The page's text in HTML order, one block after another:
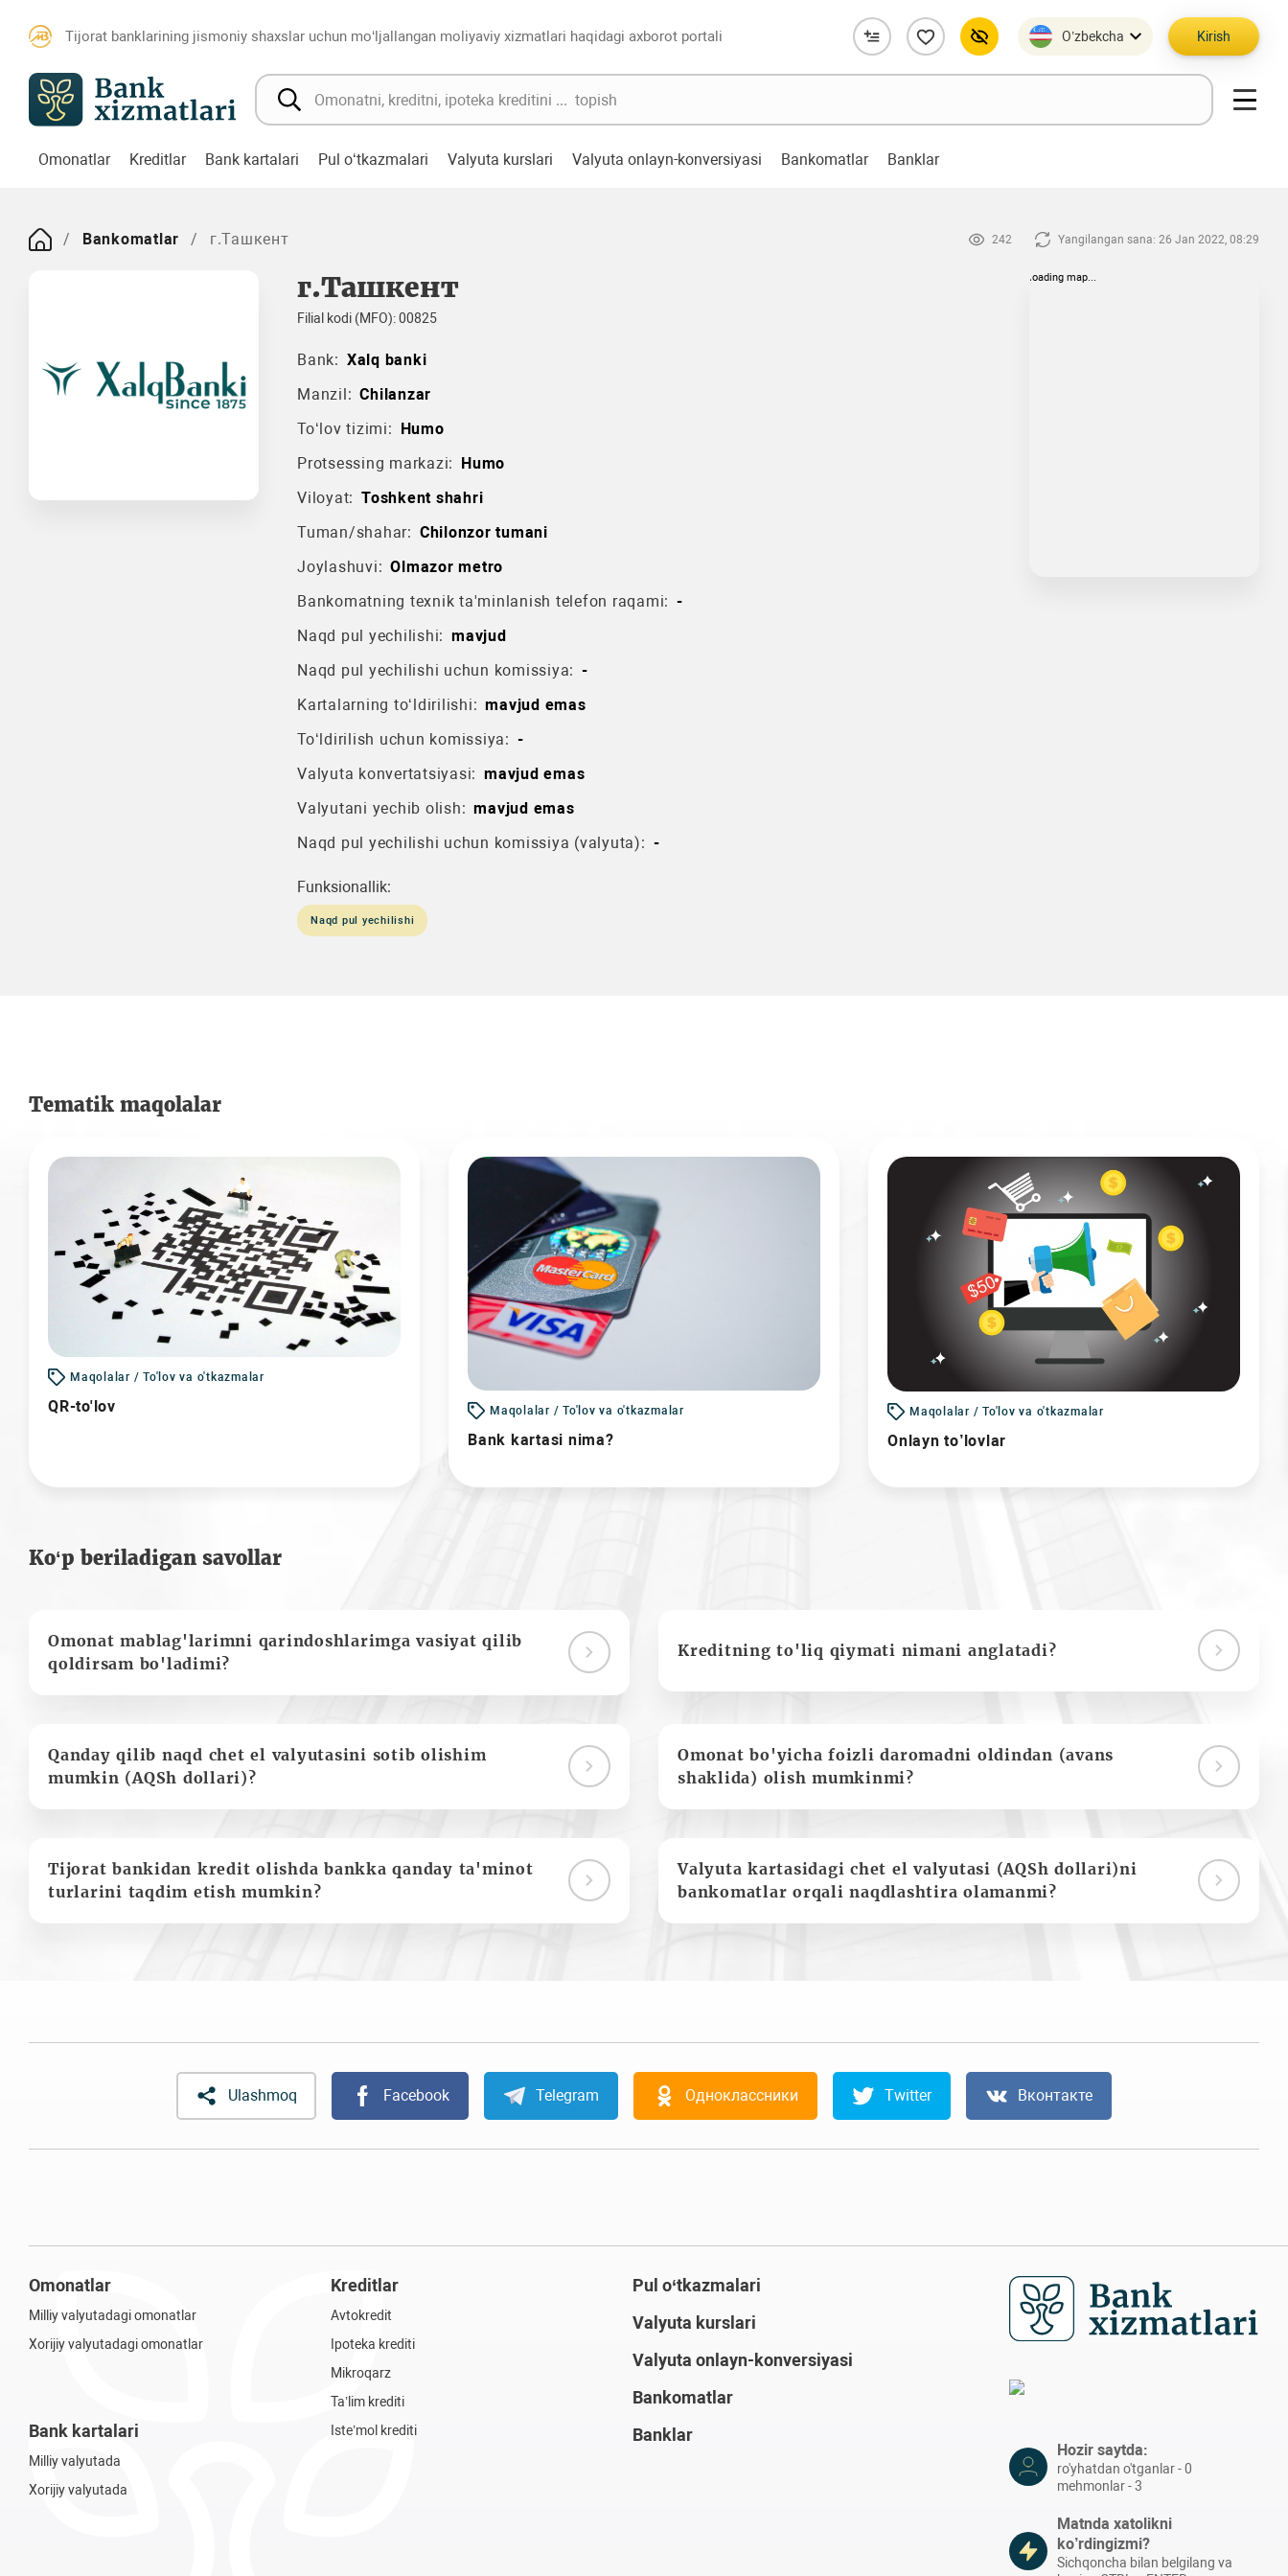
Tijorat banklarining jismoniy shaxslar uchun mo‘ljallangan moliyaviy xizmatlari haqidagi axborot portali O’zbekcha Kirish
Omonatlar Kreditlar Bank kartalari Pul o‘tkazmalari Valyuta kurslari Valyuta onlayn-konversiyasi Bankomatlar Banklar
Bankomatlar г.Ташкент 242 Yangilangan sana: 26 Jan 2022, 08:29
г.Ташкент
Filial kodi (MFO): 00825
Bank: Xalq banki
Manzil: Chilanzar
To‘lov tizimi: Humo
Protsessing markazi: Humo
Viloyat: Toshkent shahri
Tuman/shahar: Chilonzor tumani
Joylashuvi: Olmazor metro
Bankomatning texnik ta'minlanish telefon raqami: -
Naqd pul yechilishi: mavjud
Naqd pul yechilishi uchun komissiya: -
Kartalarning to‘ldirilishi: mavjud emas
To‘ldirilish uchun komissiya: -
Valyuta konvertatsiyasi: mavjud emas
Valyutani yechib olish: mavjud emas
Naqd pul yechilishi uchun komissiya (valyuta): -
Funksionallik:
Naqd pul yechilishi
loading map...
Tematik maqolalar
Maqolalar / To'lov va o'tkazmalar
QR-to'lov Maqolalar / To'lov va o'tkazmalar
Bank kartasi nima?
Maqolalar / To'lov va o'tkazmalar
Onlayn to’lovlar
Ko‘p beriladigan savollar
Omonat mablag'larimni qarindoshlarimga vasiyat qilib
qoldirsam bo'ladimi?
Kreditning to'liq qiymati nimani anglatadi?
Qanday qilib naqd chet el valyutasini sotib olishim
mumkin (AQSh dollari)?
Omonat bo'yicha foizli daromadni oldindan (avans
shaklida) olish mumkinmi?
Tijorat bankidan kredit olishda bankka qanday ta'minot
turlarini taqdim etish mumkin?
Valyuta kartasidagi chet el valyutasi (AQSh dollari)ni
bankomatlar orqali naqdlashtira olamanmi?
Ulashmoq Facebook Telegram Одноклассники Twitter Вконтакте
Omonatlar
Milliy valyutadagi omonatlar
Xorijiy valyutadagi omonatlar
Bank kartalari
Milliy valyutada
Xorijiy valyutada
Kreditlar
Avtokredit
Ipoteka krediti
Mikroqarz
Ta’lim krediti
Iste’mol krediti
Pul o‘tkazmalari
Valyuta kurslari
Valyuta onlayn-konversiyasi
Bankomatlar
Banklar
Hozir saytda:
ro'yhatdan o'tganlar - 0
mehmonlar - 3
Matnda xatolikni
ko’rdingizmi?
Sichqoncha bilan belgilang va